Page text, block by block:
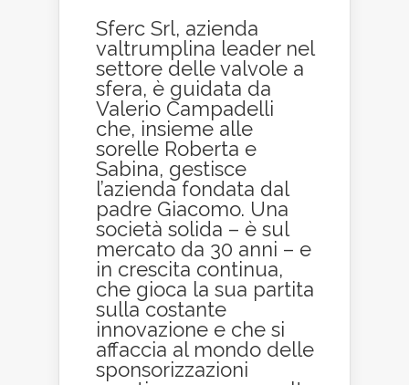
Sferc Srl, azienda
valtrumplina leader nel
settore delle valvole a
sfera, è guidata da
Valerio Campadelli
che, insieme alle
sorelle Roberta e
Sabina, gestisce
l’azienda fondata dal
padre Giacomo. Una
società solida – è sul
mercato da 30 anni – e
in crescita continua,
che gioca la sua partita
sulla costante
innovazione e che si
affaccia al mondo delle
sponsorizzazioni